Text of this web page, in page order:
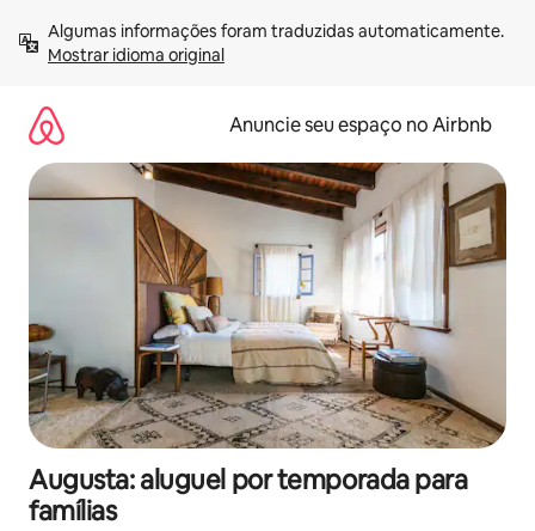
para
Mostrar idioma original
Anuncie seu espaço no Airbnb
Augusta: aluguel por temporada para
famílias